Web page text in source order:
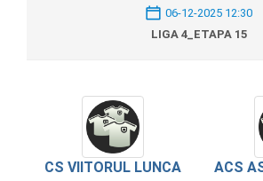
06-12-2025 12:30
LIGA 4_ETAPA 15
CS VIITORUL LUNCA ACS